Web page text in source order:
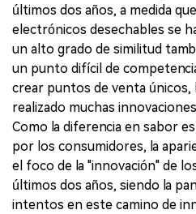
últimos dos años, a medida
electrónicos desechables se
un alto grado de similitud
un punto difícil de
crear puntos de venta
realizado muchas
Como la diferencia en sabor
por los consumidores, la
el foco de la "innovación" de
últimos dos años, siendo la
intentos en este camino de